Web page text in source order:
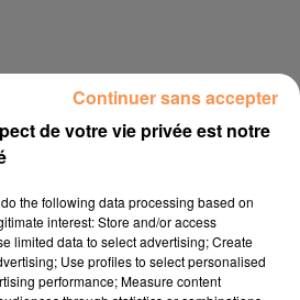
DU LUNDI 15 OCTOBRE 2018
DU LUNDI 15 OCTOBRE 2018
de votre vie privée est notre
do the following data processing based on
interest: Store and/or access
limited data to select advertising; Create
Use profiles to select personalised
performance; Measure content
Continuer sans accepter